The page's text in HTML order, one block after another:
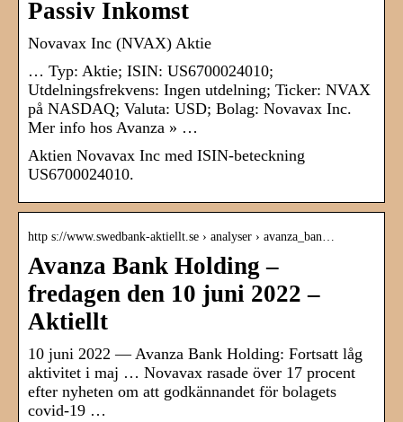
Passiv Inkomst
Novavax Inc (NVAX) Aktie
… Typ: Aktie; ISIN: US6700024010;
Utdelningsfrekvens: Ingen utdelning; Ticker: NVAX
på NASDAQ; Valuta: USD; Bolag: Novavax Inc.
Mer info hos Avanza » …
Aktien Novavax Inc med ISIN-beteckning
US6700024010.
http s://www.swedbank-aktiellt.se › analyser › avanza_ban…
Avanza Bank Holding –
fredagen den 10 juni 2022 –
Aktiellt
10 juni 2022 — Avanza Bank Holding: Fortsatt låg
aktivitet i maj … Novavax rasade över 17 procent
efter nyheten om att godkännandet för bolagets
covid-19 …